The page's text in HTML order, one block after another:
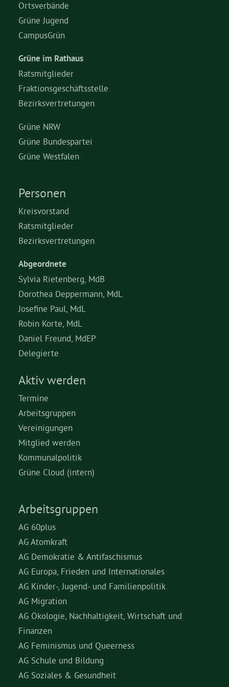
Ortsverbände
Grüne Jugend
CampusGrün
Grüne im Rathaus
Ratsmitglieder
Fraktionsgeschäftsstelle
Bezirksvertretungen
Grüne NRW
Grüne Bundespartei
Grüne Westfalen
Personen
Kreisvorstand
Ratsmitglieder
Bezirksvertretungen
Abgeordnete
Sylvia Rietenberg, MdB
Dorothea Deppermann, MdL
Josefine Paul, MdL
Robin Korte, MdL
Daniel Freund, MdEP
Delegierte
Aktiv werden
Termine
Arbeitsgruppen
Vereinigungen
Mitglied werden
Kommunalpolitik
Grüne Cloud (intern)
Arbeitsgruppen
AG 60plus
AG Atomkraft
AG Demokratie & Antifaschismus
AG Europa, Frieden und Internationales
AG Kinder-, Jugend- und Familienpolitik
AG Migration
AG Ökologie, Nachhaltigkeit, Wirtschaft und
Finanzen
AG Feminismus und Queerness
AG Schule und Bildung
AG Soziales & Gesundheit